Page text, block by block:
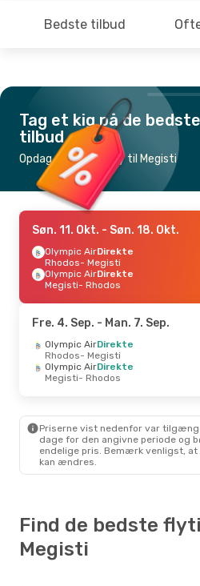
Bedste tilbud
Tag et kig på de bedste
tilbud
Opdag de billigste fly til Megisti
Søn. 11. Okt. - Søn. 18. Okt.
Olympic AirDirekte
Rhodos- Megisti
Olympic AirDirekte
Megisti- Rhodos
Fre. 4. Sep. - Man. 7. Sep.
Olympic AirDirekte
Rhodos- Megisti
Olympic AirDirekte
Megisti- Rhodos
Priserne vist nedenfor var
dage for den angivne periode og
endelige pris. Bemærk venligst,
kan ændres.
Find de bedste
Megisti